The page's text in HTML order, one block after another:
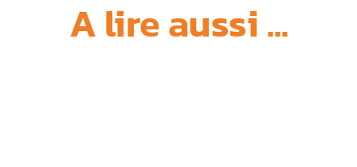
A lire aussi ...